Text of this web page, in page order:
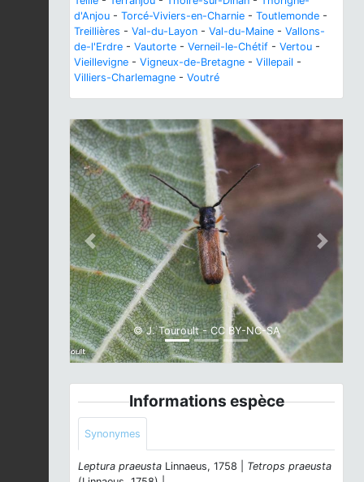
d'Anjou - Torcé-Viviers-en-Charnie - Toutlemonde -
Treillières - Val-du-Layon - Val-du-Maine - Vallons-
de-l'Erdre - Vautorte - Verneil-le-Chétif - Vertou -
Vieillevigne - Vigneux-de-Bretagne - Villepail -
Villiers-Charlemagne - Voutré
© J. Touroult - CC BY-NC-SA
Previous Next
Informations espèce
Synonymes
Leptura praeusta Linnaeus, 1758 | Tetrops praeusta